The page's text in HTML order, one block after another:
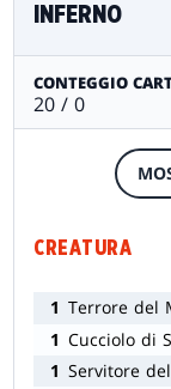
INFERNO
CONTEGGIO
20 / 0
CREATURA
1 Terrore del
1 Cucciolo di
1 Servitore